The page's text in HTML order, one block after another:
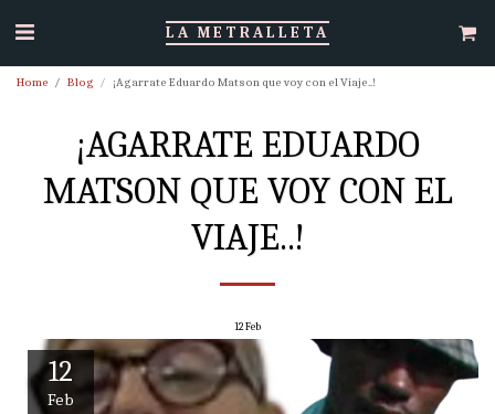
LA METRALLETA
Home Blog ¡Agarrate Eduardo Matson que voy con el Viaje..!
¡AGARRATE EDUARDO
MATSON QUE VOY CON EL
VIAJE..!
12Feb
12
Feb